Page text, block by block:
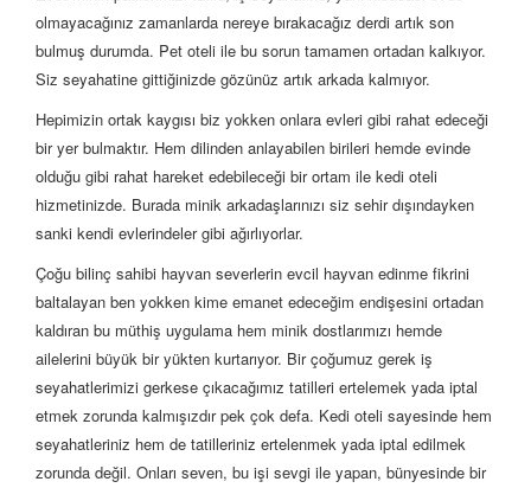
olmayacağınız zamanlarda nereye bırakacağız derdi artık son
bulmuş durumda. Pet oteli ile bu sorun tamamen ortadan kalkıyor.
Siz seyahatine gittiğinizde gözünüz artık arkada kalmıyor.
Hepimizin ortak kaygısı biz yokken onlara evleri gibi rahat edeceği
bir yer bulmaktır. Hem dilinden anlayabilen birileri hemde evinde
olduğu gibi rahat hareket edebileceği bir ortam ile kedi oteli
hizmetinizde. Burada minik arkadaşlarınızı siz sehir dışındayken
sanki kendi evlerindeler gibi ağırlıyorlar.
Çoğu bilinç sahibi hayvan severlerin evcil hayvan edinme fikrini
baltalayan ben yokken kime emanet edeceğim endişesini ortadan
kaldıran bu müthiş uygulama hem minik dostlarımızı hemde
ailelerini büyük bir yükten kurtarıyor. Bir çoğumuz gerek iş
seyahatlerimizi gerkese çıkacağımız tatilleri ertelemek yada iptal
etmek zorunda kalmışızdır pek çok defa. Kedi oteli sayesinde hem
seyahatleriniz hem de tatilleriniz ertelenmek yada iptal edilmek
zorunda değil. Onları seven, bu işi sevgi ile yapan, bünyesinde bir